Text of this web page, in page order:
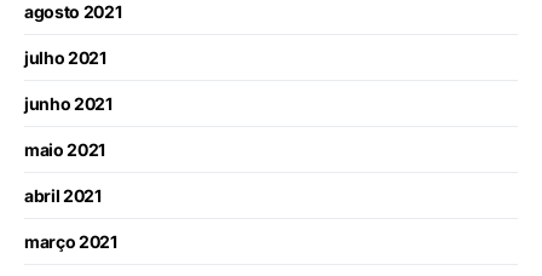
agosto 2021
julho 2021
junho 2021
maio 2021
abril 2021
março 2021